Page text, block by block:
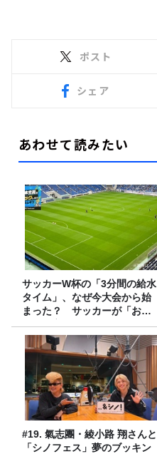
ポスト
シェア
あわせて読みたい
サッカーW杯の「3分間の給水
タイム」、なぜ今大会から始
まった？ サッカーが「お
金」に変わる仕組み
#19. 氣志團・綾小路 翔さんと
「シノフェス」夢のブッキン